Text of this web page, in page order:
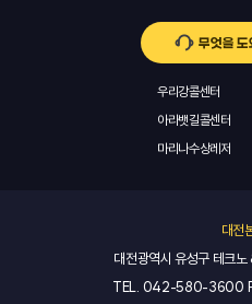
무엇을
우리강콜센터
아라뱃길콜센터
마리나수상레저
대전
대전광역시 유성구 테크
TEL. 042-580-3600